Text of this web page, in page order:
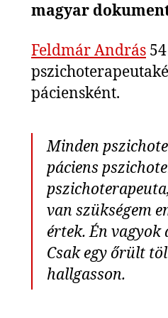
magyar
Feldmár András
páciensként.
Minden
páciens
van szükségem
értek. Én vagyok
Csak egy őrült
hallgasson.